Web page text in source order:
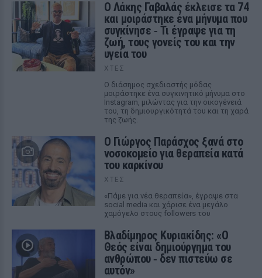
Ο Λάκης Γαβαλάς έκλεισε τα 74
και μοιράστηκε ένα μήνυμα που
συγκίνησε ‑ Τι έγραψε για τη
ζωή, τους γονείς του και την
υγεία του
ΧΤΕΣ
Ο διάσημος σχεδιαστής μόδας
μοιράστηκε ένα συγκινητικό μήνυμα στο
Instagram, μιλώντας για την οικογένειά
του, τη δημιουργικότητά του και τη χαρά
της ζωής.
O Γιώργος Παράσχος ξανά στο
νοσοκομείο για θεραπεία κατά
του καρκίνου
ΧΤΕΣ
«Πάμε για νέα θεραπεία», έγραψε στα
social media και χάρισε ένα μεγάλο
χαμόγελο στους followers του
Βλαδίμηρος Κυριακίδης: «Ο
Θεός είναι δημιούργημα του
ανθρώπου ‑ δεν πιστεύω σε
αυτόν»